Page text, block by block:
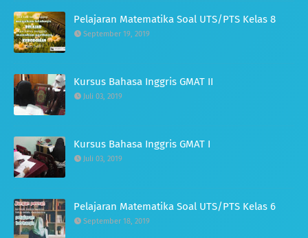
Pelajaran Matematika Soal UTS/PTS Kelas 8
September 19, 2019
Kursus Bahasa Inggris GMAT II
Juli 03, 2019
Kursus Bahasa Inggris GMAT I
Juli 03, 2019
Pelajaran Matematika Soal UTS/PTS Kelas 6
September 18, 2019